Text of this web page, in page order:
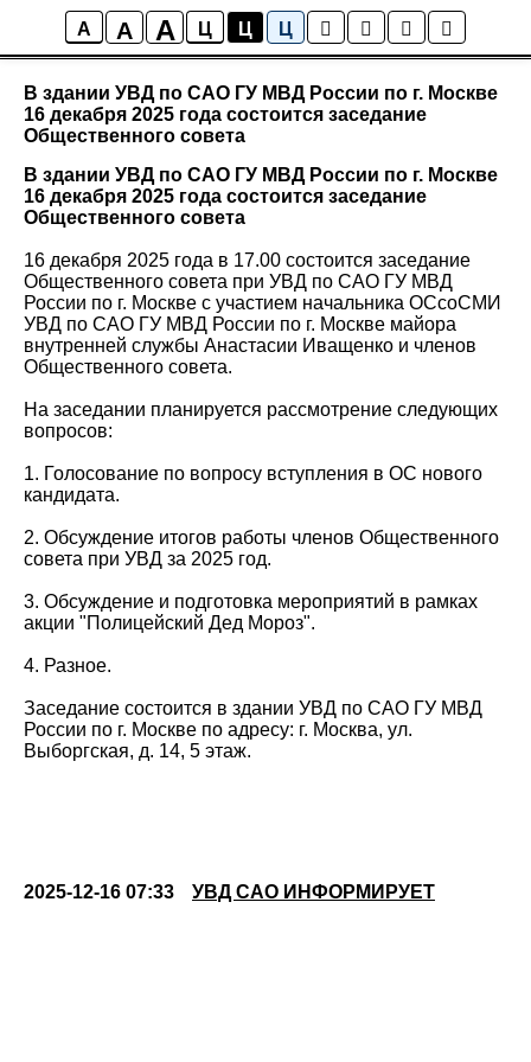
A A A Ц Ц Ц
Новости района Коптево
В здании УВД по САО ГУ МВД России по г. Москве
16 декабря 2025 года состоится заседание
Общественного совета
В здании УВД по САО ГУ МВД России по г. Москве
16 декабря 2025 года состоится заседание
Общественного совета
16 декабря 2025 года в 17.00 состоится заседание
Общественного совета при УВД по САО ГУ МВД
России по г. Москве с участием начальника ОСсоСМИ
УВД по САО ГУ МВД России по г. Москве майора
внутренней службы Анастасии Иващенко и членов
Общественного совета.
На заседании планируется рассмотрение следующих
вопросов:
1. Голосование по вопросу вступления в ОС нового
кандидата.
2. Обсуждение итогов работы членов Общественного
совета при УВД за 2025 год.
3. Обсуждение и подготовка мероприятий в рамках
акции "Полицейский Дед Мороз".
4. Разное.
Заседание состоится в здании УВД по САО ГУ МВД
России по г. Москве по адресу: г. Москва, ул.
Выборгская, д. 14, 5 этаж.
2025-12-16 07:33 УВД САО ИНФОРМИРУЕТ